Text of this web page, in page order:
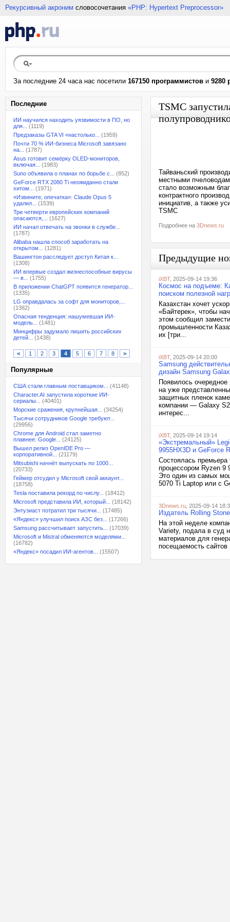
Рекурсивный акроним словосочетания «PHP: Hypertext Preprocessor»
За последние 24 часа нас посетили 167150 программистов и 9280
Последние
ИИ научился находить уязвимости в ПО, но
для...
(1119)
Предзаказы GTA VI «настолько...
(1959)
Почти 70 % ИИ-бизнеса Microsoft завязано
на...
(1787)
Asus готовит семёрку OLED-мониторов,
включая...
(1983)
Suno объявила о планах по борьбе с...
(852)
GeForce RTX 2080 Ti неожиданно стали
хитом...
(1971)
«Извините, опечатка»: Claude Opus 5
удалил...
(1539)
Три четверти европейских компаний
опасаются,...
(1627)
ИИ начал отвечать на звонки в службе...
(1787)
Alibaba нашла способ заработать на
открытом...
(1281)
Вашингтон расследует доступ Китая к...
(1308)
ИИ впервые создал жизнеспособные вирусы
— в...
(1755)
В приложении ChatGPT появится генератор...
(1335)
LG оправдалась за софт для мониторов,...
(1382)
Опасная тенденция: нашумевшая ИИ-
модель...
(1481)
Минцифры задумало лишить российских
детей...
(1438)
< 1 2 3 4 5 6 7 8 >
Популярные
США стали главным поставщиком...
(41148)
Character.AI запустила короткие ИИ-
сериалы...
(40401)
Морские сражения, крупнейшая...
(34254)
Тысячи сотрудников Google требуют...
(29956)
Chrome для Android стал заметно
плавнее: Google...
(24125)
Вышел релиз OpenIDE Pro —
корпоративной...
(21179)
Mitsubishi начнёт выпускать по 1000...
(20733)
Геймер отсудил у Microsoft свой аккаунт...
(18758)
Tesla поставила рекорд по числу...
(18412)
Microsoft представила ИИ, который...
(18142)
Энтузиаст потратил три тысячи...
(17485)
«Яндекс» улучшил поиск АЗС без...
(17266)
Samsung рассчитывает запустить...
(17039)
Microsoft и Mistral обменяются моделями...
(16782)
«Яндекс» посадил ИИ-агентов...
(15507)
TSMC
Тайваньский
местными
стало возможным
контрактного
инициатив, а также
TSMC
Подробнее на 3Dnews.ru
Предыдущие
iXBT, 2025-09-14 19:36
Космос на подъеме:
поиском полезной
Казахстан хочет
«Байтерек», чтобы
этом сообщил
промышленности
их [три...
iXBT, 2025-09-14 20:00
Samsung
дизайн Samsung
Появилось
на уже
защитных пленок
компании — Galaxy
интерес...
iXBT, 2025-09-14 19:14
«Экстремальный»
9955HX3D и GeForce
Состоялась
процессором Ryzen 9
Это один из самых
5070 Ti Laptop или с
3Dnews.ru , 2025-09-14
Издатель Rolling
На этой неделе
Variety, подала в суд
материалов для
посещаемость